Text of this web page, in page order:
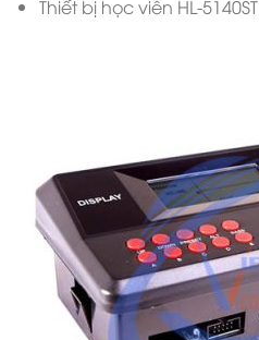
Thiết bị học viên HL-5140ST